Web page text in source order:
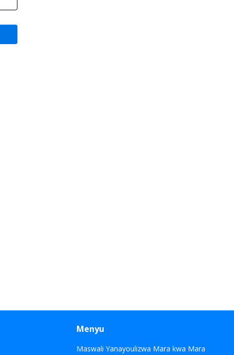
Menyu
Maswali Yanayoulizwa Mara kwa Mara